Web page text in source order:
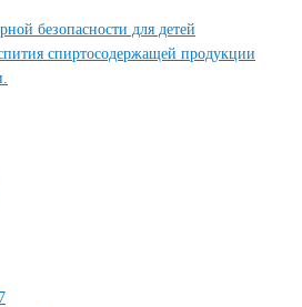
безопасности для детей
спиртосодержащей продукции